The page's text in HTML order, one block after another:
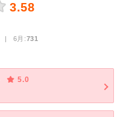
3.58
| 6月:731
5.0